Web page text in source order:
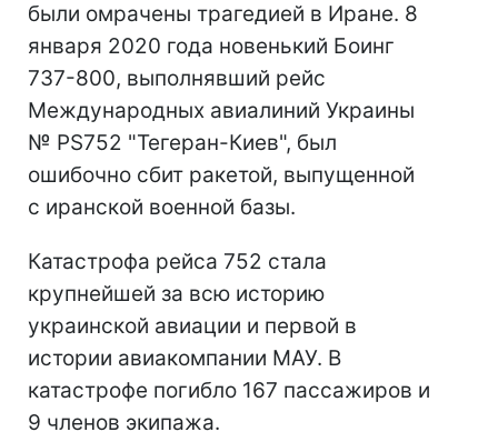
были омрачены трагедией в Иране. 8
января 2020 года новенький Боинг
737-800, выполнявший рейс
Международных авиалиний Украины
№ PS752 "Тегеран-Киев", был
ошибочно сбит ракетой, выпущенной
с иранской военной базы.
Катастрофа рейса 752 стала
крупнейшей за всю историю
украинской авиации и первой в
истории авиакомпании МАУ. В
катастрофе погибло 167 пассажиров и
9 членов экипажа.